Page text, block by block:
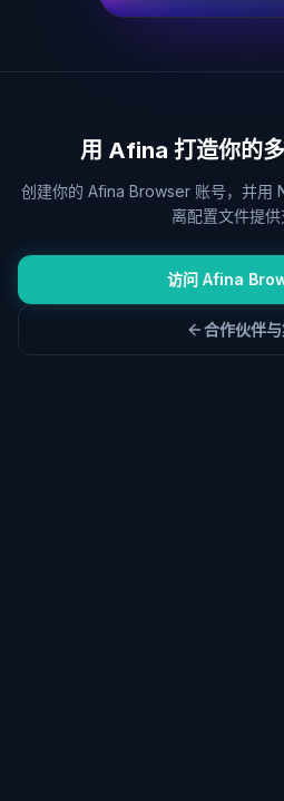
用 Afina 打造你的
创建你的 Afina Browser 账号，并用
离配置文件提供
访问 Afina
合作伙伴